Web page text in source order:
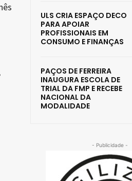
ULS CRIA ESPAÇO DECO
PARA APOIAR
PROFISSIONAIS EM
CONSUMO E FINANÇAS
PAÇOS DE FERREIRA
INAUGURA ESCOLA DE
TRIAL DA FMP E RECEBE
NACIONAL DA
MODALIDADE
- Publicidade -